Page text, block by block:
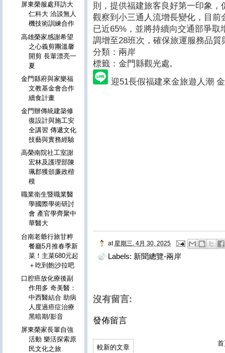
則，提供福建旅客良好第一印象
觀察到小三通人流增長變化，目
已近65%，並將持續向交通部爭
調增至28班次，確保旅運服務品質
分類：兩岸
標籤：金門縣觀光處,
迎51長假福建來金旅遊人潮
at 星期三, 4月 30, 2025
Labels: 新聞總覽-兩岸
沒有留言:
發佈留言
較新的文章
屏東榮服處拜訪大
仁科大 洽談無人
機技術訓練合作
高雄榮家感謝希望
之心義剪團溫馨
開剪 長輩漂亮一
夏
金門縣府與家樂福
文教基金會合作
續食計畫
金門辦傳統建築修
復設計與施工安
全講習 傳遞文化
技藝與實務經驗
高榮南院社工室謝
宏林及護理部陳
珮郡獲頒廉政楷
模
職業衛生暨職業醫
學國際學術研討
會 產官學齊聚中
華醫大
台南老爺行旅甘粹
餐廳5月推春季新
菜！主菜680元起
＋吃到飽沙拉吧
口腔癌放化療後副
作用多 奇美醫：
中西醫結合 助病
人度過癌症治療
黑暗期/影音
屏東榮家長輩自強
活動 樂活探索原
民文化之旅